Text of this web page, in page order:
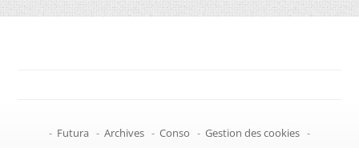
- Futura - Archives - Conso - Gestion des cookies -